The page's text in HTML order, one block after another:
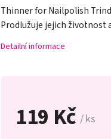
119 Kč / ks
Thinner for Nailpolish
Prodlužuje jejich životnost
Detailní informace